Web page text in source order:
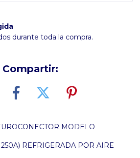
durante toda la compra.
Compartir:
MODELO
REFRIGERADA POR AIRE